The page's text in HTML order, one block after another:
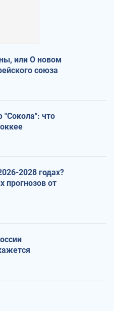
или О новом
союза
что
2028 годах?
прогнозов от